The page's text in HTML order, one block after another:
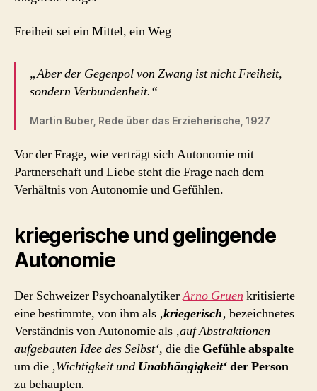
Freiheit sei ein Mittel, ein Weg
„Aber der Gegenpol von Zwang ist nicht Freiheit,
sondern Verbundenheit.“
Martin Buber, Rede über das Erzieherische, 1927
Vor der Frage, wie verträgt sich Autonomie mit
Partnerschaft und Liebe steht die Frage nach dem
Verhältnis von Autonomie und Gefühlen.
kriegerische und gelingende
Autonomie
Der Schweizer PsychoanalytikerArno Gruen kritisierte
eine bestimmte, von ihm als ‚kriegerisch‚ bezeichnetes
Verständnis von Autonomie als ‚auf Abstraktionen
aufgebauten Idee des Selbst‘, die die Gefühle abspalte
um die ‚Wichtigkeit und Unabhängigkeit‘der Person
zu behaupten.